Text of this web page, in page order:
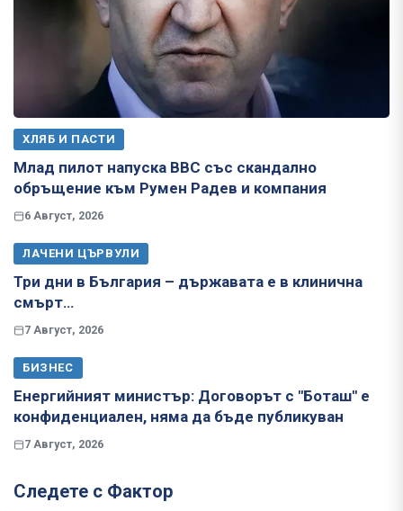
ХЛЯБ И ПАСТИ
Млад пилот напуска ВВС със скандално
обръщение към Румен Радев и компания
6 Август, 2026
ЛАЧЕНИ ЦЪРВУЛИ
Три дни в България – държавата е в клинична
смърт…
7 Август, 2026
БИЗНЕС
Енергийният министър: Договорът с "Боташ" е
конфиденциален, няма да бъде публикуван
7 Август, 2026
Следете с Фактор